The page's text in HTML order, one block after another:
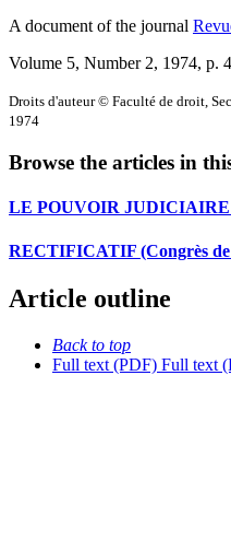
A document of the journal
Volume 5, Number 2, 1974, p.
Droits d'auteur © Faculté de droit,
1974
Browse the articles in
LE POUVOIR JUDICIAIRE
RECTIFICATIF (Congrès
Article outline
Back to top
Full text (PDF) Full text